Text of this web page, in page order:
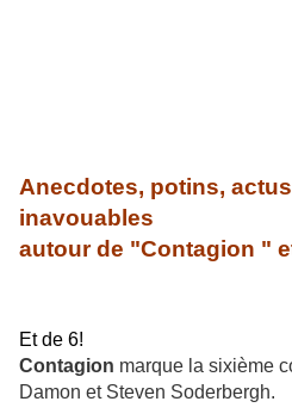
Anecdotes, potins,
inavouables
autour de "Contagion "
Et de 6!
Contagion marque la sixième
Damon et Steven Soderbergh.